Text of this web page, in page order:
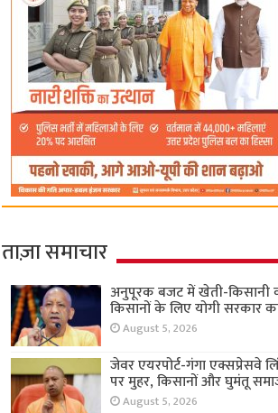
ताज़ा समाचार
अनुपूरक बजट में खेती-किसानी
किसानों के लिए योगी सरकार
August 5, 2026
जेवर एयरपोर्ट-गंगा एक्सप्रेसवे
पर मुहर, किसानों और घुमंतू
August 5, 2026